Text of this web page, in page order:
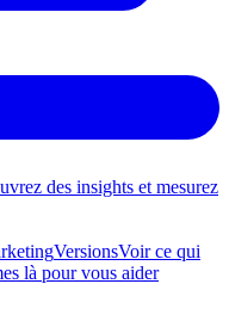
des insights et mesurez
VersionsVoir ce qui
là pour vous aider